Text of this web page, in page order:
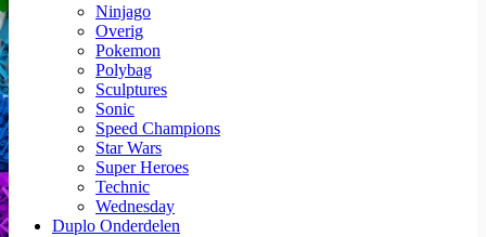
Ninjago
Overig
Pokemon
Polybag
Sculptures
Sonic
Speed Champions
Star Wars
Super Heroes
Technic
Wednesday
Duplo Onderdelen